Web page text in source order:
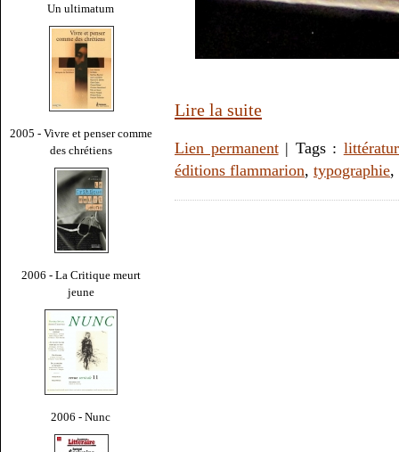
Un ultimatum
2005 - Vivre et penser comme
des chrétiens
2006 - La Critique meurt
jeune
2006 - Nunc
Lire la suite
Lien permanent| Tags :
éditions flammarion, typographie,